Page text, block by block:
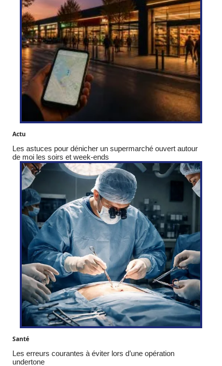
Actu
Les astuces pour dénicher un supermarché ouvert autour
de moi les soirs et week-ends
Santé
Les erreurs courantes à éviter lors d’une opération
undertone